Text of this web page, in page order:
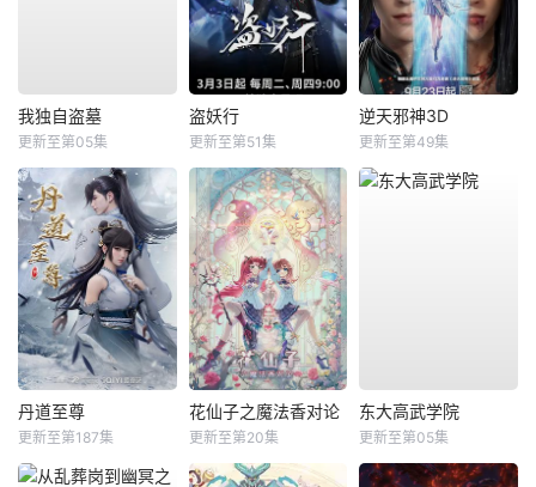
我独自盗墓
更新至第05集
盗妖行
更新至第51集
逆天邪神3D
更新至第49集
丹道至尊
更新至第187集
花仙子之魔法香对论
更新至第20集
东大高武学院
更新至第05集